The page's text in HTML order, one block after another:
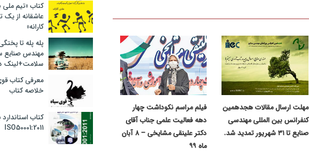
مهلت ارسال مقالات هجدهمین
کنفرانس بین المللی مهندسی
صنایع تا ۳۱ شهریور تمدید شد.
فیلم مراسم نکوداشت چهار
دهه فعالیت علمی جناب آقای
دکتر علینقی مشایخی – ۸ آبان
ماه ۹۹
وزارت نفت در ارتقای مدیریت
صنعت نفت/ مهندس حبیب الله
پادکست کنفرانس مدیریت پروژه:
کسب و کارهای پروژه محور/ دکتر
صبحیه+دانلود فایل
پادکست کنفرانس مدیریت:
ارشد برای ارتقای شایستگیهای کلیدی
استراتژی/ دکتر محمد ابویی
صوتی
پادکست کنفرانس مدیریت: چگونه
خلاق تری بسازیم/ دکتر کیوان
صوتی
پادکست کنفرانس مدیریت: کاربرد
در تدوین سیستمهای جبران خدمات،
کتاب «تیم ملی
عاشقانه از
کارانه»
پله پله تا
مهندس
سلامت+لینک
معرفی کتاب
خلاصه کتاب
کتاب
ISO50001:2011